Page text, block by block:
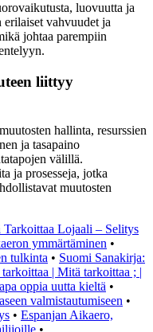
luovuutta ja
erilaiset vahvuudet ja
johtaa parempiin
liittyy
hallinta, resurssien
ja tasapaino
välillä.
ja prosesseja, jotka
muutosten
Tarkoittaa Lojaali – Selitys
ymmärtäminen •
tulkinta • Suomi Sanakirja:
| Mitä tarkoittaa ; |
oppia uutta kieltä •
valmistautumiseen •
• Espanjan Aikaero,
•